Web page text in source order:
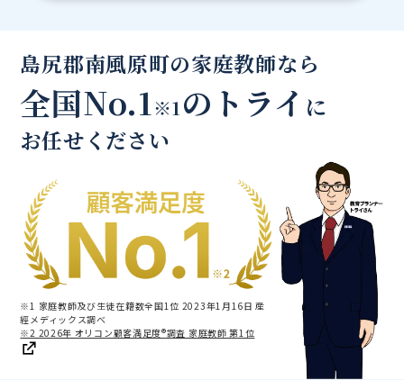
島尻郡南風原町の家庭教師なら
全国No.1※1のトライ に
お任せください
※1 家庭教師及び生徒在籍数全国1位 2023年1月16日 産
經メディックス調べ
※2 2026年 オリコン顧客満足度®調査 家庭教師 第1位